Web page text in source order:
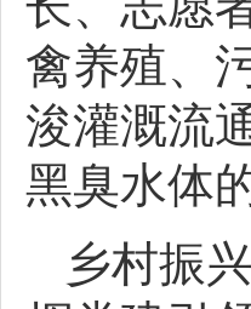
禽养殖、
浚灌溉流
黑臭水体
乡村振